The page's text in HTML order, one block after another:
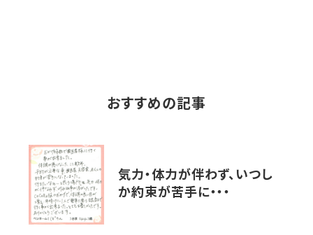
おすすめの記事
気力・体力が伴わず、いつし
か約束が苦手に・・・